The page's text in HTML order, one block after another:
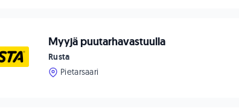
Myyjä puutarhavastuulla
Rusta
Pietarsaari